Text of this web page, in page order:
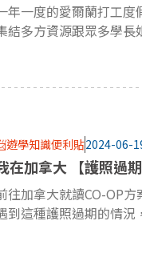
年一度的愛爾蘭打工
結多方資源跟眾多學
遊學知識便利貼2024-06-
在加拿大 【護照過期
到這種護照過期的情況